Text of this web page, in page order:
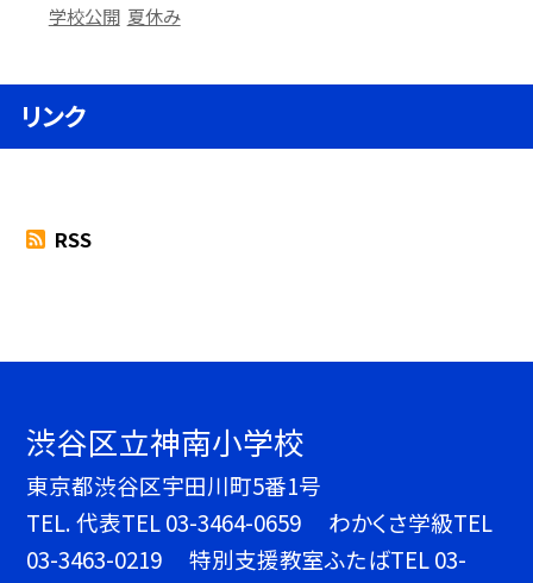
学校公開 夏休み
リンク
RSS
渋谷区立神南小学校
東京都渋谷区宇田川町5番1号
TEL.代表TEL 03-3464-0659 わかくさ学級TEL
03-3463-0219 特別支援教室ふたばTEL 03-